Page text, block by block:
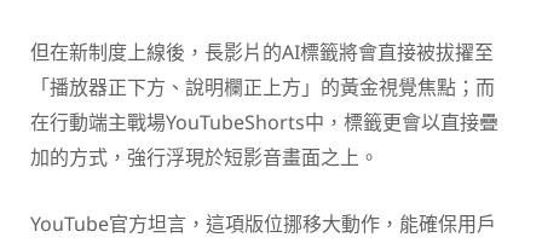
但在新制度上線後，長影片的AI標籤將會直接被拔擢至
「播放器正下方、說明欄正上方」的黃金視覺焦點；而
在行動端主戰場YouTubeShorts中，標籤更會以直接疊
加的方式，強行浮現於短影音畫面之上。
YouTube官方坦言，這項版位挪移大動作，能確保用戶